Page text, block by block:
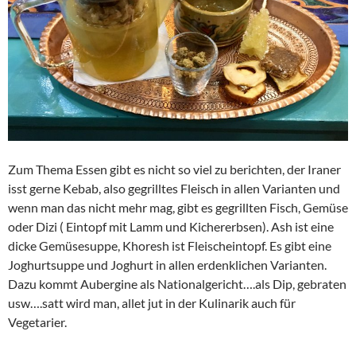
Zum Thema Essen gibt es nicht so viel zu berichten, der Iraner
isst gerne Kebab, also gegrilltes Fleisch in allen Varianten und
wenn man das nicht mehr mag, gibt es gegrillten Fisch, Gemüse
oder Dizi ( Eintopf mit Lamm und Kichererbsen). Ash ist eine
dicke Gemüsesuppe, Khoresh ist Fleischeintopf. Es gibt eine
Joghurtsuppe und Joghurt in allen erdenklichen Varianten.
Dazu kommt Aubergine als Nationalgericht….als Dip, gebraten
usw….satt wird man, allet jut in der Kulinarik auch für
Vegetarier.